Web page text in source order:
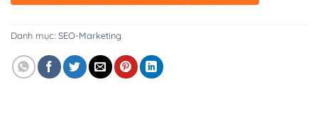
Danh mục: SEO-Marketing